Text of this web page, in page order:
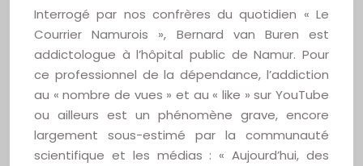
Interrogé par nos confrères du quotidien « Le
Courrier Namurois », Bernard van Buren est
addictologue à l’hôpital public de Namur. Pour
ce professionnel de la dépendance, l’addiction
au « nombre de vues » et au « like » sur YouTube
ou ailleurs est un phénomène grave, encore
largement sous-estimé par la communauté
scientifique et les médias : « Aujourd’hui, des